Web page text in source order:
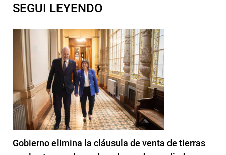
SEGUI LEYENDO
Gobierno elimina la cláusula de venta de tierras